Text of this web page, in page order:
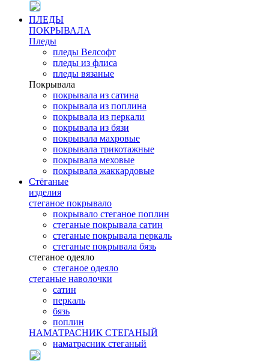
ПЛЕДЫ
ПОКРЫВАЛА
Пледы
пледы Велсофт
пледы из флиса
пледы вязаные
Покрывала
покрывала из сатина
покрывала из поплина
покрывала из перкали
покрывала из бязи
покрывала махровые
покрывала трикотажные
покрывала меховые
покрывала жаккардовые
Стёганые
изделия
стеганое покрывало
покрывало стеганое поплин
стеганые покрывала сатин
стеганые покрывала перкаль
стеганые покрывала бязь
стеганое одеяло
стеганое одеяло
стеганые наволочки
сатин
перкаль
бязь
поплин
НАМАТРАСНИК СТЕГАНЫЙ
наматрасник стеганый